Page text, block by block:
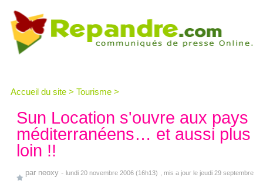
Accueil du site > Tourisme >
Sun Location s'ouvre aux pays
méditerranéens… et aussi plus
loin !!
par neoxy - lundi 20 novembre 2006 (16h13)
, mis a jour le jeudi 29 septembre